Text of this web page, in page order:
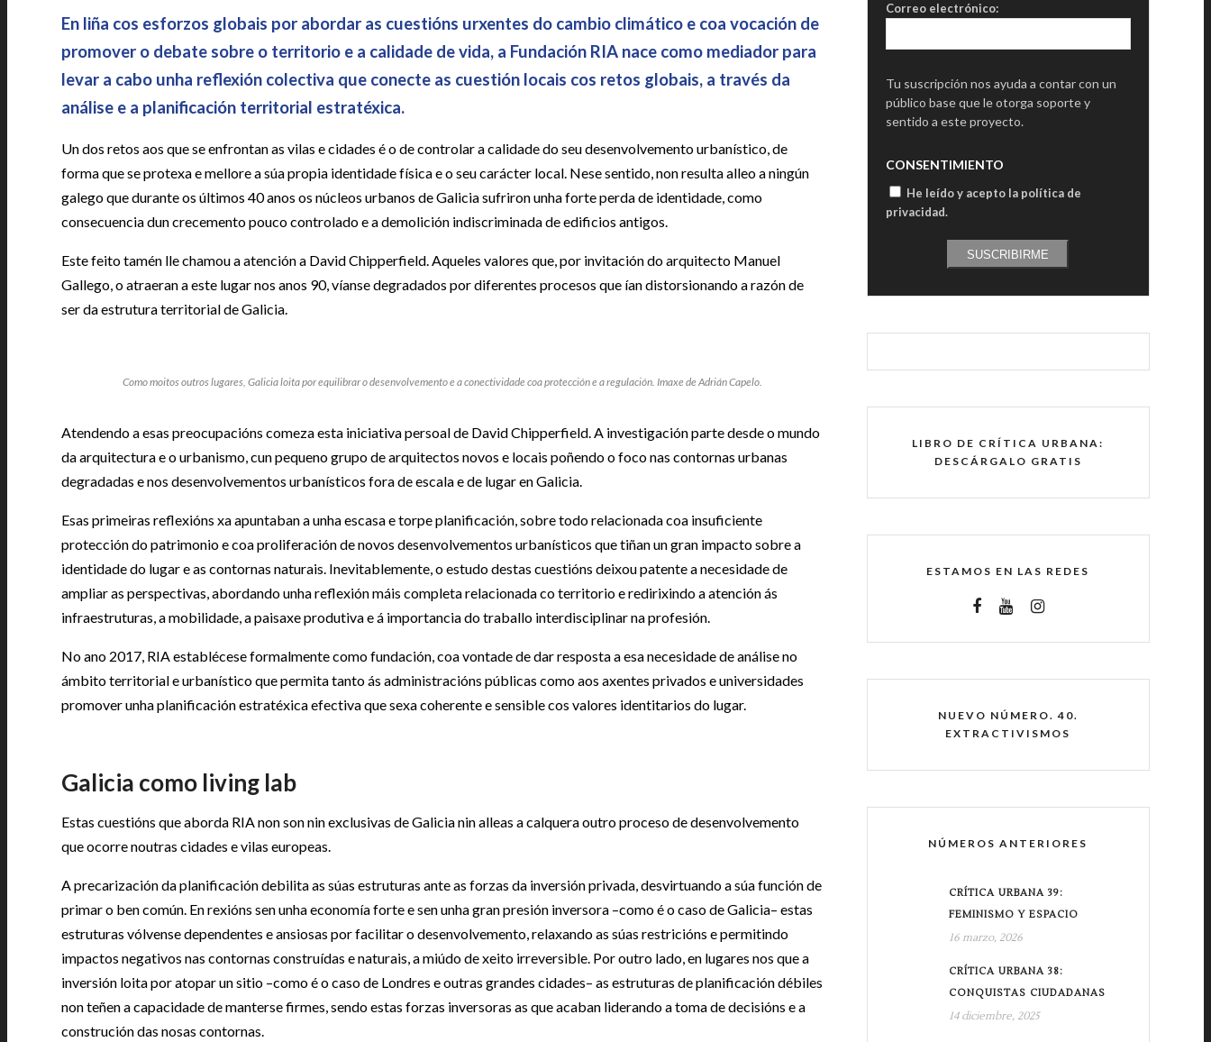
En liña cos esforzos globais por abordar as cuestións urxentes do cambio climático e coa vocación de
promover o debate sobre o territorio e a calidade de vida, a Fundación RIA nace como mediador para
levar a cabo unha reflexión colectiva que conecte as cuestión locais cos retos globais, a través da
análise e a planificación territorial estratéxica.
Un dos retos aos que se enfrontan as vilas e cidades é o de controlar a calidade do seu desenvolvemento urbanístico, de
forma que se protexa e mellore a súa propia identidade física e o seu carácter local. Nese sentido, non resulta alleo a ningún
galego que durante os últimos 40 anos os núcleos urbanos de Galicia sufriron unha forte perda de identidade, como
consecuencia dun crecemento pouco controlado e a demolición indiscriminada de edificios antigos.
Este feito tamén lle chamou a atención a David Chipperfield. Aqueles valores que, por invitación do arquitecto Manuel
Gallego, o atraeran a este lugar nos anos 90, víanse degradados por diferentes procesos que ían distorsionando a razón de
ser da estrutura territorial de Galicia.
Como moitos outros lugares, Galicia loita por equilibrar o desenvolvemento e a conectividade coa protección e a regulación. Imaxe de Adrián Capelo.
Atendendo a esas preocupacións comeza esta iniciativa persoal de David Chipperfield. A investigación parte desde o mundo
da arquitectura e o urbanismo, cun pequeno grupo de arquitectos novos e locais poñendo o foco nas contornas urbanas
degradadas e nos desenvolvementos urbanísticos fora de escala e de lugar en Galicia.
Esas primeiras reflexións xa apuntaban a unha escasa e torpe planificación, sobre todo relacionada coa insuficiente
protección do patrimonio e coa proliferación de novos desenvolvementos urbanísticos que tiñan un gran impacto sobre a
identidade do lugar e as contornas naturais. Inevitablemente, o estudo destas cuestións deixou patente a necesidade de
ampliar as perspectivas, abordando unha reflexión máis completa relacionada co territorio e redirixindo a atención ás
infraestruturas, a mobilidade, a paisaxe produtiva e á importancia do traballo interdisciplinar na profesión.
No ano 2017, RIA establécese formalmente como fundación, coa vontade de dar resposta a esa necesidade de análise no
ámbito territorial e urbanístico que permita tanto ás administracións públicas como aos axentes privados e universidades
promover unha planificación estratéxica efectiva que sexa coherente e sensible cos valores identitarios do lugar.
Galicia como living lab
Estas cuestións que aborda RIA non son nin exclusivas de Galicia nin alleas a calquera outro proceso de desenvolvemento
que ocorre noutras cidades e vilas europeas.
A precarización da planificación debilita as súas estruturas ante as forzas da inversión privada, desvirtuando a súa función de
primar o ben común. En rexións sen unha economía forte e sen unha gran presión inversora –como é o caso de Galicia– estas
estruturas vólvense dependentes e ansiosas por facilitar o desenvolvemento, relaxando as súas restricións e permitindo
impactos negativos nas contornas construídas e naturais, a miúdo de xeito irreversible. Por outro lado, en lugares nos que a
inversión loita por atopar un sitio –como é o caso de Londres e outras grandes cidades– as estruturas de planificación débiles
non teñen a capacidade de manterse firmes, sendo estas forzas inversoras as que acaban liderando a toma de decisións e a
construción das nosas contornas.
Correo electrónico:
Tu suscripción nos ayuda a contar con un
público base que le otorga soporte y
sentido a este proyecto.
CONSENTIMIENTO
He leído y acepto la política de
privacidad.
SUSCRIBIRME
LIBRO DE CRÍTICA URBANA:
DESCÁRGALO GRATIS
ESTAMOS EN LAS REDES
NUEVO NÚMERO. 40.
EXTRACTIVISMOS
NÚMEROS ANTERIORES
CRÍTICA URBANA 39:
FEMINISMO Y ESPACIO
16 marzo, 2026
CRÍTICA URBANA 38:
CONQUISTAS CIUDADANAS
14 diciembre, 2025